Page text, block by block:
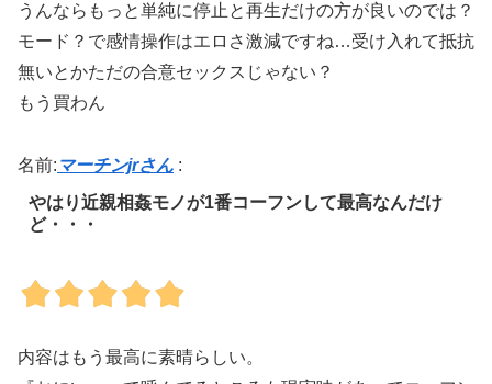
うんならもっと単純に停止と再生だけの方が良いのでは？
モード？で感情操作はエロさ激減ですね…受け入れて抵抗
無いとかただの合意セックスじゃない？
もう買わん
名前: マーチンjrさん :
やはり近親相姦モノが1番コーフンして最高なんだけ
ど・・・
内容はもう最高に素晴らしい。